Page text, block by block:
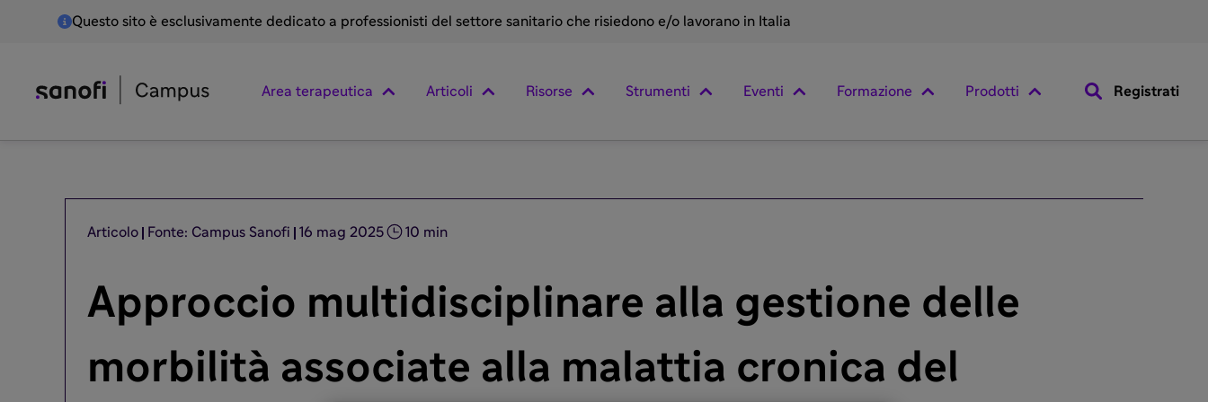
Questo sito è esclusivamente dedicato a professionisti del settore sanitario che risiedono e/o lavorano in Italia
Area terapeutica Articoli Risorse Strumenti Eventi Formazione Prodotti Registrati
Articolo Fonte: Campus Sanofi 16 mag 2025 10 min
Approccio multidisciplinare alla gestione delle
morbilità associate alla malattia cronica del